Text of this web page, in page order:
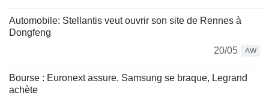
Automobile: Stellantis veut ouvrir son site de Rennes à
Dongfeng
20/05
AW
Bourse : Euronext assure, Samsung se braque, Legrand
achète